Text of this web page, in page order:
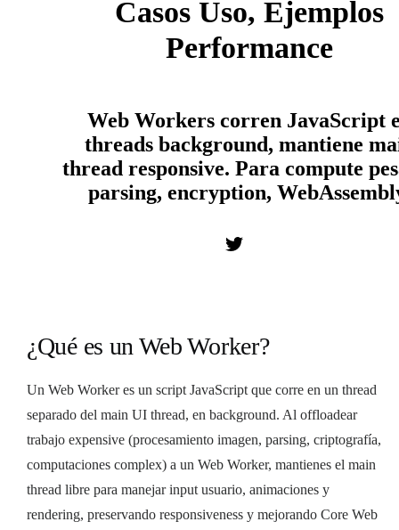
Casos Uso, Ejemplos
Performance
Web Workers corren JavaScript
threads background, mantiene
thread responsive. Para compute
parsing, encryption,
¿Qué es un Web Worker?
Un Web Worker es un script JavaScript que corre en un thread
separado del main UI thread, en background. Al offloadear
trabajo expensive (procesamiento imagen, parsing, criptografía,
computaciones complex) a un Web Worker, mantienes el main
thread libre para manejar input usuario, animaciones y
rendering, preservando responsiveness y mejorando Core Web